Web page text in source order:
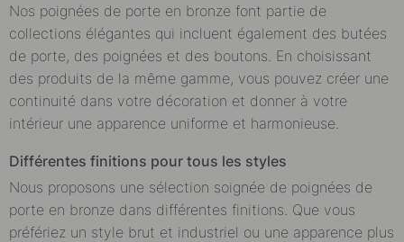
Nos poignées de porte en bronze font partie de
collections élégantes qui incluent également des butées
de porte, des poignées et des boutons. En choisissant
des produits de la même gamme, vous pouvez créer une
continuité dans votre décoration et donner à votre
intérieur une apparence uniforme et harmonieuse.
Différentes finitions pour tous les styles
Nous proposons une sélection soignée de poignées de
porte en bronze dans différentes finitions. Que vous
préfériez un style brut et industriel ou une apparence plus